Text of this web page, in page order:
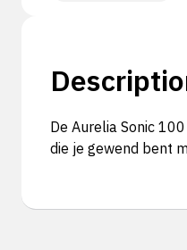
De Aurelia Sonic
die je gewend bent